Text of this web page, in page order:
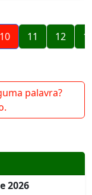
10 11 12
palavra?
2026